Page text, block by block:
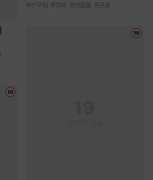
#신무협 #정파 #선협물 #곤륜